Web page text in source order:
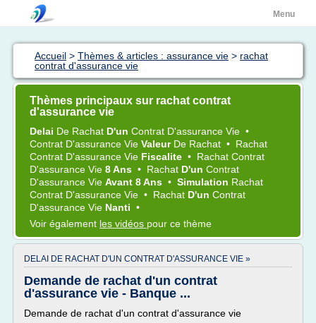
Menu
Accueil > Thèmes & articles : assurance vie > rachat
contrat d'assurance vie
Thèmes principaux sur rachat contrat
d'assurance vie
Delai De Rachat D'un Contrat D'assurance Vie •
Contrat D'assurance Vie Valeur De Rachat • Rachat
Contrat D'assurance Vie Fiscalite • Rachat Contrat
D'assurance Vie 8 Ans • Rachat D'un Contrat
D'assurance Vie Avant 8 Ans • Simulation Rachat
Contrat D'assurance Vie • Rachat D'un Contrat
D'assurance Vie Nanti •
Voir également les vidéos pour ce thème
DELAI DE RACHAT D'UN CONTRAT D'ASSURANCE VIE »
Demande de rachat d'un contrat
d'assurance vie - Banque ...
Demande de rachat d'un contrat d'assurance vie